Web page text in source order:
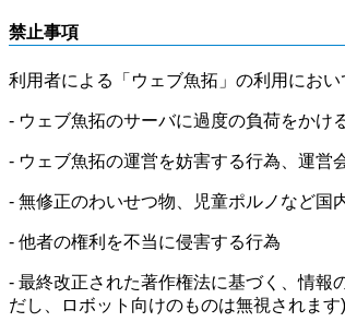
禁止事項
利用者による「ウェブ魚拓」の利用にお
- ウェブ魚拓のサーバに過度の負荷をかけ
- ウェブ魚拓の運営を妨害する行為、運営
- 無修正のわいせつ物、児童ポルノなど国
- 他者の権利を不当に侵害する行為
- 最終改正された著作権法に基づく、情報
だし、ロボット向けのものは無視されます)